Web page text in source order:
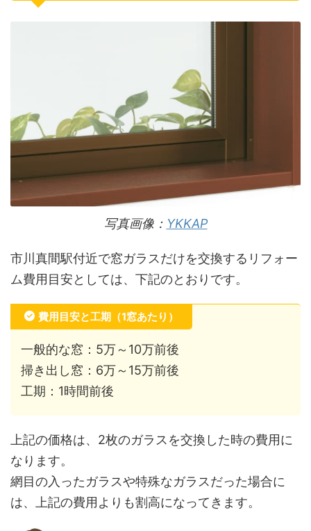
写真画像： YKKAP
市川真間駅付近で窓ガラスだけを交換するリフォー
ム費用目安としては、下記のとおりです。
費用目安と工期（1窓あたり）
一般的な窓：5万～10万前後
掃き出し窓：6万～15万前後
工期：1時間前後
上記の価格は、2枚のガラスを交換した時の費用に
なります。
網目の入ったガラスや特殊なガラスだった場合に
は、上記の費用よりも割高になってきます。